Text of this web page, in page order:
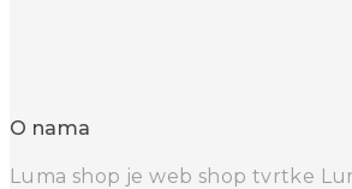
O nama
Luma shop je web shop tvrtke